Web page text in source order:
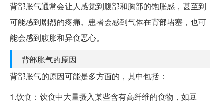
背部胀气通常会让人感觉到腹部和胸部的饱胀感，甚至到
可能感到剧烈的疼痛。患者会感到气体在背部堵塞，也可
能会感到腹胀和异食恶心。
背部胀气的原因
背部胀气的原因可能是多方面的，其中包括：
1.饮食：饮食中大量摄入某些含有高纤维的食物，如豆